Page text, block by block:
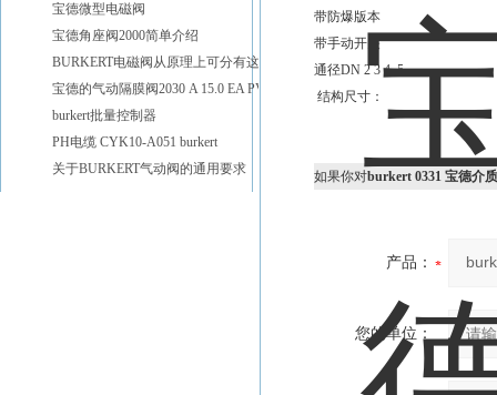
带防爆版本
带手动开关
通径DN 2 3 4 5
结构尺寸：
如果你对burkert 0331 宝德介
产品：
您的单位：
宝德微型电磁阀
宝德角座阀2000简单介绍
burkert批量控制器
PH电缆 CYK10-A051 burkert
关于BURKERT气动阀的通用要求